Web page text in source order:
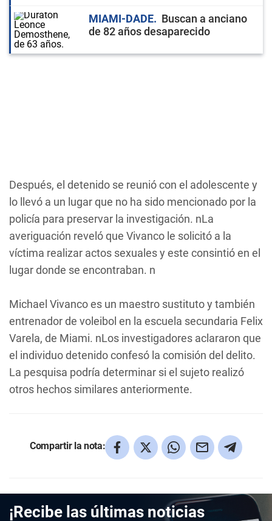
MIAMI-DADE
Buscan a anciano
de 82 años desaparecido
Después, el detenido se reunió con el adolescente y
lo llevó a un lugar que no ha sido mencionado por la
policía para preservar la investigación. nLa
averiguación reveló que Vivanco le solicitó a la
víctima realizar actos sexuales y este consintió en el
lugar donde se encontraban. n
Michael Vivanco es un maestro sustituto y también
entrenador de voleibol en la escuela secundaria Felix
Varela, de Miami. nLos investigadores aclararon que
el individuo detenido confesó la comisión del delito.
La pesquisa podría determinar si el sujeto realizó
otros hechos similares anteriormente.
Compartir la nota:
¡Recibe las últimas noticias